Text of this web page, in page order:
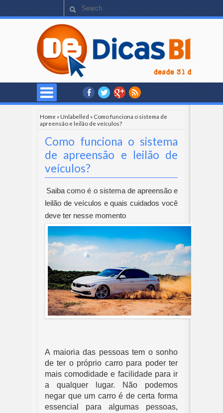
Home »Unlabelled » Como funciona o sistema de
apreensão e leilão de veículos?
Como funciona o sistema
de apreensão e leilão de
veículos?
Saiba como é o sistema de apreensão e
leilão de veículos e quais cuidados você
deve ter nesse momento
A maioria das pessoas tem o sonho
de ter o próprio carro para poder ter
mais comodidade e facilidade para ir
a qualquer lugar. Não podemos
negar que um carro é de certa forma
essencial para algumas pessoas,